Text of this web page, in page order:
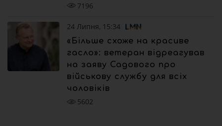
7196
24 Липня, 15:34
«Більше схоже на красиве
гасло»: ветеран відреагував
на заяву Садового про
військову службу для всіх
чоловіків
5602